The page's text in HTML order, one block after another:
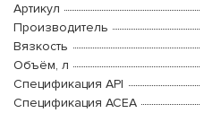
Артикул
Производитель
Вязкость
Объём, л
Спецификация API
Спецификация ACEA